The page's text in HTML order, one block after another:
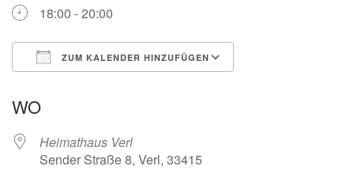
18:00 - 20:00
ZUM KALENDER HINZUFÜGEN
WO
Heimathaus Verl
Sender Straße 8, Verl, 33415